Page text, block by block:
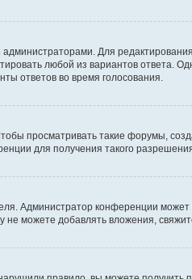
Для
любой из вариантов ответа.
ответов во время голосования.
просматривать такие форумы,
для получения такого
Администратор конференции
можете добавлять вложения,